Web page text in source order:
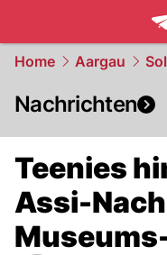
Home Aargau
Nachrichten
Teenies
Assi-